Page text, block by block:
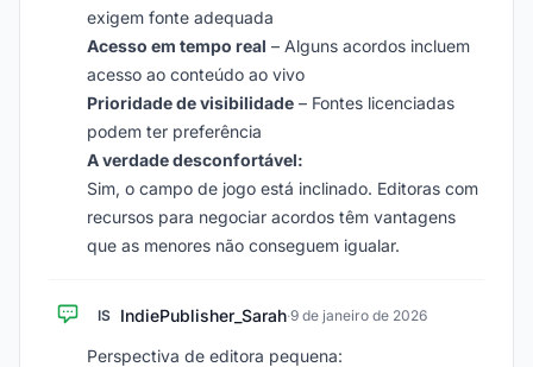
exigem fonte adequada
Acesso em tempo real – Alguns acordos incluem
acesso ao conteúdo ao vivo
Prioridade de visibilidade – Fontes licenciadas
podem ter preferência
A verdade desconfortável:
Sim, o campo de jogo está inclinado. Editoras com
recursos para negociar acordos têm vantagens
que as menores não conseguem igualar.
IS IndiePublisher_Sarah·9 de janeiro de 2026
Perspectiva de editora pequena: